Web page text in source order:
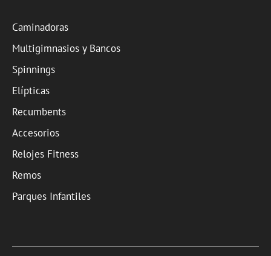
Caminadoras
Multigimnasios y Bancos
Spinnings
Elípticas
Recumbents
Accesorios
Relojes Fitness
Remos
Parques Infantiles